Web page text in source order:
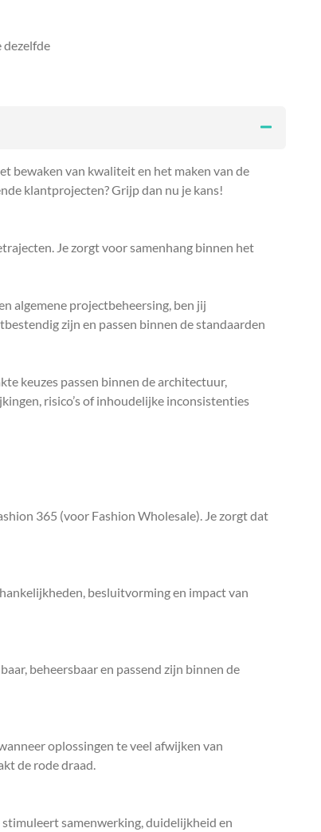
dezelfde
bewaken van kwaliteit en het maken van de
klantprojecten? Grijp dan nu je kans!
Je zorgt voor samenhang binnen het
algemene projectbeheersing, ben jij
zijn en passen binnen de standaarden
keuzes passen binnen de architectuur,
risico’s of inhoudelijke inconsistenties
365 (voor Fashion Wholesale). Je zorgt dat
besluitvorming en impact van
beheersbaar en passend zijn binnen de
oplossingen te veel afwijken van
de rode draad.
samenwerking, duidelijkheid en